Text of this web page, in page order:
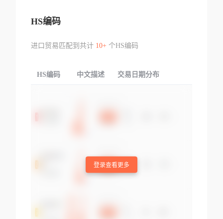
HS编码
进口贸易匹配到共计 10+个HS编码
HS编码 中文描述 交易日期分布
登录查看更多